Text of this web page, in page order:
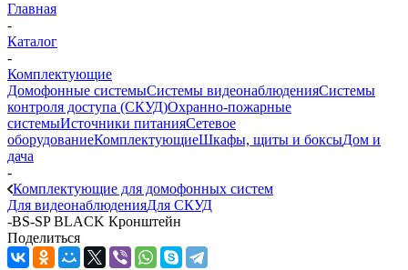
Главная
-
Каталог
-
Комплектующие
Домофонные системыСистемы видеонаблюденияСистемы
контроля доступа (СКУД)Охранно-пожарные
системыИсточники питанияСетевое
оборудованиеКомплектующиеШкафы, щиты и боксыДом и
дача
-
Комплектующие для домофонных систем
Для видеонаблюденияДля СКУД
-BS-SP BLACK Кронштейн
Поделиться